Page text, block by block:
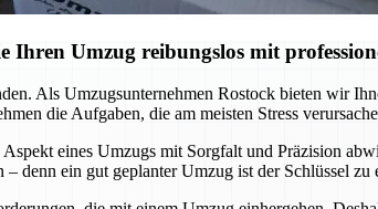
Ihren Umzug reibungslos mit
Als Umzugsunternehmen Rostock bieten wir
die Aufgaben, die am meisten Stress
Aspekt eines Umzugs mit Sorgfalt und Präzision
denn ein gut geplanter Umzug ist der Schlüssel zu